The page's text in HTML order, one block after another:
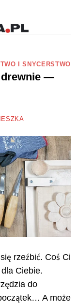
I SNYCERSTWO
drewnie —
rzeźbić. Coś Ci
Ciebie.
do
A może